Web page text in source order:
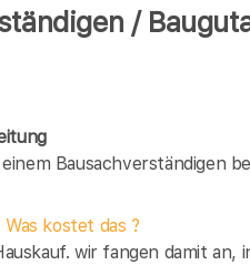
/
Bausachverständigen
Was kostet das ?
wir fangen damit an,